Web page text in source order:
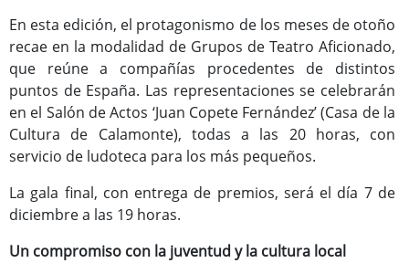
Programas Deportivos
En esta edición, el protagonismo de los meses de otoño
recae en la modalidad de Grupos de Teatro Aficionado,
que reúne a compañías procedentes de distintos
puntos de España. Las representaciones se celebrarán
en el Salón de Actos ‘Juan Copete Fernández’ (Casa de la
Cultura de Calamonte), todas a las 20 horas, con
servicio de ludoteca para los más pequeños.
La gala final, con entrega de premios, será el día 7 de
diciembre a las 19 horas.
Un compromiso con la juventud y la cultura local